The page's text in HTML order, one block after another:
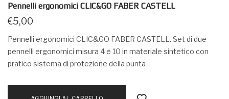
Pennelli ergonomici CLIC&GO FABER CASTELL
€5,00
Pennelli ergonomici CLIC&GO FABER CASTELL. Set di due
pennelli ergonomici misura 4 e 10 in materiale sintetico con
pratico sistema di protezione della punta